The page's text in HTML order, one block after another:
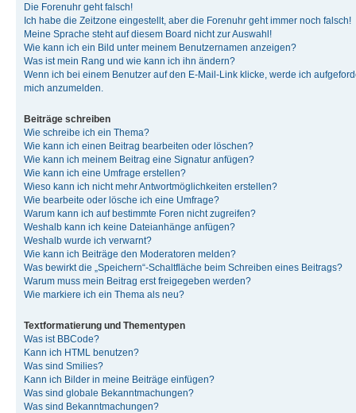
Die Forenuhr geht falsch!
Ich habe die Zeitzone eingestellt, aber die Forenuhr geht immer noch falsch!
Meine Sprache steht auf diesem Board nicht zur Auswahl!
Wie kann ich ein Bild unter meinem Benutzernamen anzeigen?
Was ist mein Rang und wie kann ich ihn ändern?
Wenn ich bei einem Benutzer auf den E-Mail-Link klicke, werde ich
mich anzumelden.
Beiträge schreiben
Wie schreibe ich ein Thema?
Wie kann ich einen Beitrag bearbeiten oder löschen?
Wie kann ich meinem Beitrag eine Signatur anfügen?
Wie kann ich eine Umfrage erstellen?
Wieso kann ich nicht mehr Antwortmöglichkeiten erstellen?
Wie bearbeite oder lösche ich eine Umfrage?
Warum kann ich auf bestimmte Foren nicht zugreifen?
Weshalb kann ich keine Dateianhänge anfügen?
Weshalb wurde ich verwarnt?
Wie kann ich Beiträge den Moderatoren melden?
Was bewirkt die „Speichern“-Schaltfläche beim Schreiben eines Beitrags?
Warum muss mein Beitrag erst freigegeben werden?
Wie markiere ich ein Thema als neu?
Textformatierung und Thementypen
Was ist BBCode?
Kann ich HTML benutzen?
Was sind Smilies?
Kann ich Bilder in meine Beiträge einfügen?
Was sind globale Bekanntmachungen?
Was sind Bekanntmachungen?